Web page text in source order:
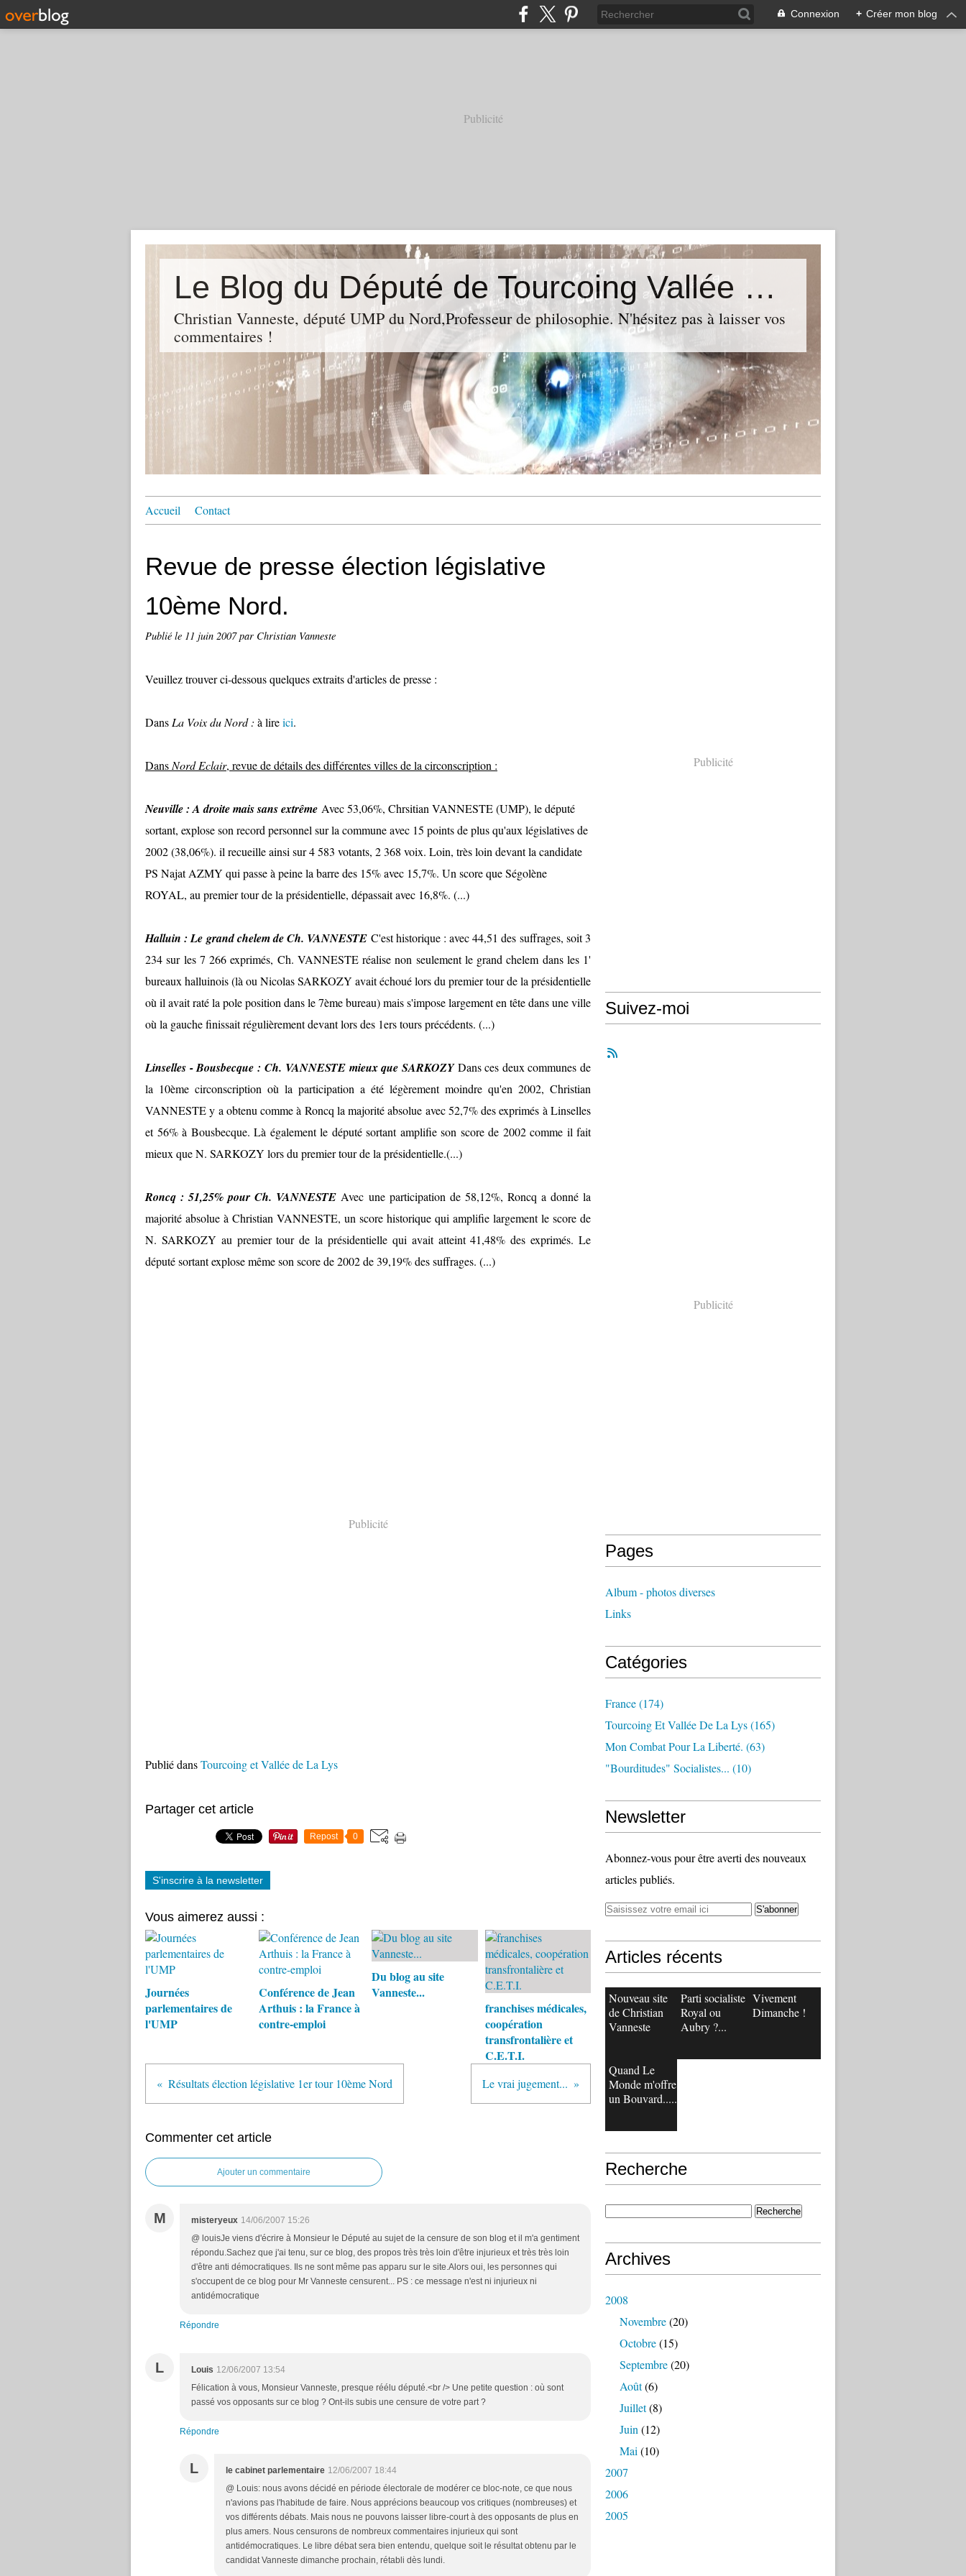
Connexion + Créer mon blog
Publicité
Le Blog du Député de Tourcoing Vallée de La Lys
Christian Vanneste, député UMP du Nord,Professeur de philosophie. N'hésitez pas à laisser vos
commentaires !
Accueil Contact
Revue de presse élection législative
10ème Nord.
Publié le 11 juin 2007par Christian Vanneste
Veuillez trouver ci-dessous quelques extraits d'articles de presse :
Dans La Voix du Nord : à lireici.
Dans Nord Eclair, revue de détails des différentes villes de la circonscription :
Neuville : A droite mais sans extrême Avec 53,06%, Chrsitian VANNESTE (UMP), le député
sortant, explose son record personnel sur la commune avec 15 points de plus qu'aux législatives de
2002 (38,06%). il recueille ainsi sur 4 583 votants, 2 368 voix. Loin, très loin devant la candidate
PS Najat AZMY qui passe à peine la barre des 15% avec 15,7%. Un score que Ségolène
ROYAL, au premier tour de la présidentielle, dépassait avec 16,8%. (...)
Halluin : Le grand chelem de Ch. VANNESTE C'est historique : avec 44,51 des suffrages, soit 3
234 sur les 7 266 exprimés, Ch. VANNESTE réalise non seulement le grand chelem dans les 1'
bureaux halluinois (là ou Nicolas SARKOZY avait échoué lors du premier tour de la présidentielle
où il avait raté la pole position dans le 7ème bureau) mais s'impose largement en tête dans une ville
où la gauche finissait régulièrement devant lors des 1ers tours précédents. (...)
Linselles - Bousbecque : Ch. VANNESTE mieux que SARKOZYDans ces deux communes de
la 10ème circonscription où la participation a été légèrement moindre qu'en 2002, Christian
VANNESTE y a obtenu comme à Roncq la majorité absolue avec 52,7% des exprimés à Linselles
et 56% à Bousbecque. Là également le député sortant amplifie son score de 2002 comme il fait
mieux que N. SARKOZY lors du premier tour de la présidentielle.(...)
Roncq : 51,25% pour Ch. VANNESTE Avec une participation de 58,12%, Roncq a donné la
majorité absolue à Christian VANNESTE, un score historique qui amplifie largement le score de
N. SARKOZY au premier tour de la présidentielle qui avait atteint 41,48% des exprimés. Le
député sortant explose même son score de 2002 de 39,19% des suffrages. (...)
Publicité
Publié dansTourcoing et Vallée de La Lys
Partager cet article
Repost 0
S'inscrire à la newsletter
Vous aimerez aussi :
Journées
parlementaires de
l'UMP
Conférence de Jean
Arthuis : la France à
contre-emploi
Du blog au site
Vanneste...
franchises médicales,
coopération
transfrontalière et
C.E.T.I.
Résultats élection législative 1er tour 10ème Nord Le vrai jugement...
Commenter cet article
Ajouter un commentaire
M misteryeux 14/06/2007 15:26
@ louisJe viens d'écrire à Monsieur le Député au sujet de la censure de son blog et il m'a gentiment
répondu.Sachez que j'ai tenu, sur ce blog, des propos très très loin d'être injurieux et très très loin
d'être anti démocratiques. Ils ne sont même pas apparu sur le site.Alors oui, les personnes qui
s'occupent de ce blog pour Mr Vanneste censurent... PS : ce message n'est ni injurieux ni
antidémocratique
Répondre
L Louis 12/06/2007 13:54
Félication à vous, Monsieur Vanneste, presque réélu député.<br /> Une petite question : où sont
passé vos opposants sur ce blog ? Ont-ils subis une censure de votre part ?
Répondre
L le cabinet parlementaire 12/06/2007 18:44
@ Louis: nous avons décidé en période électorale de modérer ce bloc-note, ce que nous
n'avions pas l'habitude de faire. Nous apprécions beaucoup vos critiques (nombreuses) et
vos différents débats. Mais nous ne pouvons laisser libre-court à des opposants de plus en
plus amers. Nous censurons de nombreux commentaires injurieux qui sont
antidémocratiques. Le libre débat sera bien entendu, quelque soit le résultat obtenu par le
candidat Vanneste dimanche prochain, rétabli dès lundi.
Publicité
Suivez-moi
Publicité
Pages
Album - photos diverses
Links
Catégories
France(174)
Tourcoing Et Vallée De La Lys(165)
Mon Combat Pour La Liberté. (63)
"bourditudes" Socialistes... (10)
Newsletter
Abonnez-vous pour être averti des nouveaux
articles publiés.
Articles récents
Nouveau site
de Christian
Vanneste
Parti socialiste :
Royal ou
Aubry ?...
Vivement
Dimanche !
Quand Le
Monde m'offre
un Bouvard.....
Recherche
Archives
2008
Novembre(20)
Octobre(15)
Septembre(20)
Août(6)
Juillet(8)
Juin (12)
Mai (10)
2007
2006
2005